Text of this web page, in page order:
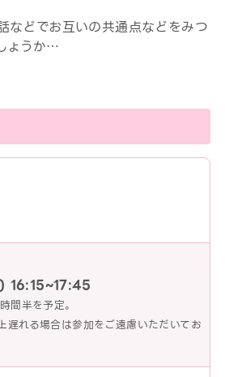
などでお互いの共通点などをみつ
ょうか…
16:15~17:45
間半を予定。
れる場合は参加をご遠慮いただいてお